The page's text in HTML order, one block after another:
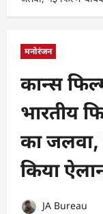
मनोरंजन
कान्स
भारतीय
का जलवा,
किया
JA Bureau